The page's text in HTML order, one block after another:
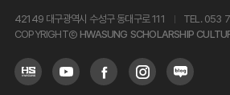
42149 대구광역시 수성구 동대구로 111
TEL. 053
COPYRIGHTⒸ HWASUNG SCHOLARSHIP